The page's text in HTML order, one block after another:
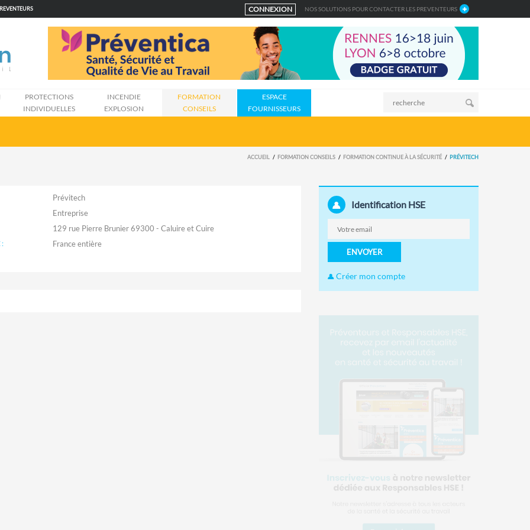
CONNEXION NOS SOLUTIONS POUR CONTACTER LES PREVENTEURS
PROTECTIONS
INDIVIDUELLES
INCENDIE
EXPLOSION
FORMATION
CONSEILS
ESPACE
FOURNISSEURS
ACCUEIL FORMATION CONSEILS FORMATION CONTINUE À LA SÉCURITÉ PRÉVITECH
Prévitech
Entreprise
129 rue Pierre Brunier 69300 - Caluire et Cuire
:
Identification HSE
ENVOYER
Créer mon compte